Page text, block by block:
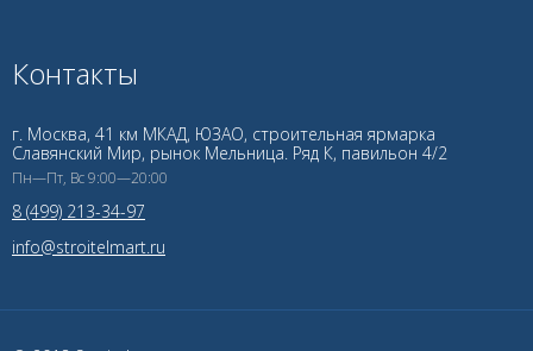
Контакты
г. Москва, 41 км МКАД, ЮЗАО, строительная ярмарка
Славянский Мир, рынок Мельница. Ряд К, павильон 4/2
Пн—Пт, Вс 9:00—20:00
8 (499) 213-34-97
info@stroitelmart.ru